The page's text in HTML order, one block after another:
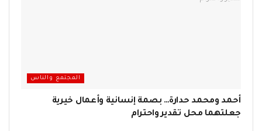
المجتمع والناس
أحمد ومحمد حدارة… بصمة إنسانية وأعمال خيرية
جعلتهما محل تقدير واحترام